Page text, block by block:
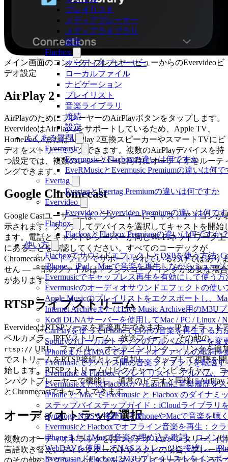
プレイリスト
メディアプレーヤー
メディアライブラリ
設定
Flacbox
オーディオプレーヤー
ローカルファイル
ナビゲーション
プレイリスト
音楽ライブラリ
接続
設定
よくある質問
Evermusic
EvermusicとFlacboxの違いは何ですか
EveRMusicとEvermusic Premiumの違いは何で
Evertag
EvertagとEvertag Premiumの違いは何ですか
Evervideo
EvervideoとEvervideo Premiumの違いは何で
Flacbox
FlacboxとFlacbox Premiumの違いは何ですか
使い方
FlacboxでサウンドエフェクトとDSPを使う方法:
iPhone、iPad、Macで音楽を再生しながらミュー
Evermusicでギャップレス再生を有効にして使う方
Evermusicのオーディオサウンドエフェクトの使
Apple Musicのプレイリストをエクスポートし、
Internet ArchiveまたはLive Music Archive用のM3U
Kodi DLNAサーバーを使用してMac / PC / Linux /
CarPlayを使ってiPhoneで自分の音楽を再生する方
Spotifyのローカルトラックのアルバムカバーを
iPhoneまたはMACでオーディオファイルの歌詞を
Evermusicでデバイス間の音楽ライブラリを転送
Evermusic & Flacboxでプレイリスト、アルバム
EvermusieまたはFlacboxからLast.fmに音楽履歴を
iPhone と Mac で Evermusic と Flacbox のダイナ
ステップバイステップガイド：iCloudライブラリ
Synology NASを接続してiPhoneやMacで音楽を聴
EvermusicとFlacboxでオフライン音楽を再生：ク
iPhoneまたはMacで音楽の埋め込み歌詞、コメン
WebDAVを使用してNASストレージに接続し、
EvermusanドFlacboxにM3Uプレイリストをインポ
メイン画面のコンパクトプレーヤービューからのEvervideoビ
デオ設定
AirPlay 2
AirPlayのためにプレーヤーのAirPlayボタンをタップします。
EvervideoはAirPlay 2をサポートしているため、Apple TV、
HomePod、またはAirPlay 2互換スピーカーやスマートTVにビ
デオをストリーミングできます。複数のAirPlayデバイスを持
つ設定では、複数のレシーバーに同時にオーディオをルーテ
ングできます。
Google Chromecast
Google Castユーザーには、プレーヤーにキャストアイコンが
示されます。タップしてデバイスを選択してキャストを開始
ます。電話とキャストレシーバーが同じWi-Fiネットワーク上
にあることを確認してください。すべてのコーデックが
Chromecastハードウェアでサポートされているわけではあり
せん — 一部のファイルはトランスコーディングが必要な場合
があります。
RTSPライブストリーム
EvervideoはRTSPソースを直接再生できます — IPカメラ、ド
ベルカメラ、IPTVストリーム、放送フィード、その他の
rtsp:// URL。ファイル → オンラインリンク → リンクを追
でストリームをRTSP接続として追加し、タップして視聴を開
始します。RTSPストリームはピクチャーインピクチャー、コ
ンパクトプレーヤーで機能し、通常のビデオと同様にAirPlay
とChromecastでキャストできます。
オーディオトラック選択
複数のオーディオトラックを持つビデオ（コメンタリー、代
言語吹き替え、ディレクターのトラック）の場合、プレーヤ
のその他のアクションボタンをタップしてオーディオトラッ